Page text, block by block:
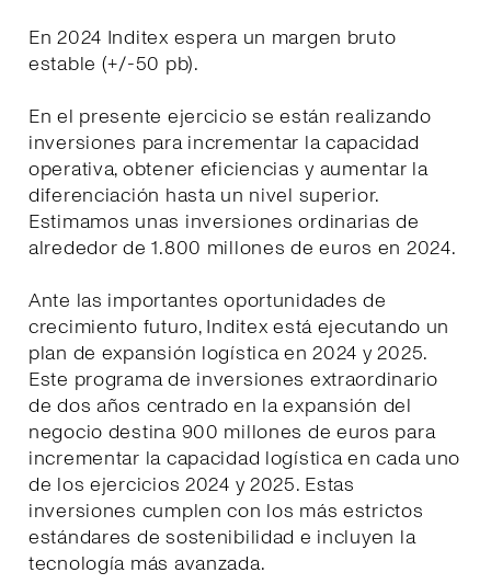
En 2024 Inditex espera un margen bruto
estable (+/-50 pb).
En el presente ejercicio se están realizando
inversiones para incrementar la capacidad
operativa, obtener eficiencias y aumentar la
diferenciación hasta un nivel superior.
Estimamos unas inversiones ordinarias de
alrededor de 1.800 millones de euros en 2024.
Ante las importantes oportunidades de
crecimiento futuro, Inditex está ejecutando un
plan de expansión logística en 2024 y 2025.
Este programa de inversiones extraordinario
de dos años centrado en la expansión del
negocio destina 900 millones de euros para
incrementar la capacidad logística en cada uno
de los ejercicios 2024 y 2025. Estas
inversiones cumplen con los más estrictos
estándares de sostenibilidad e incluyen la
tecnología más avanzada.